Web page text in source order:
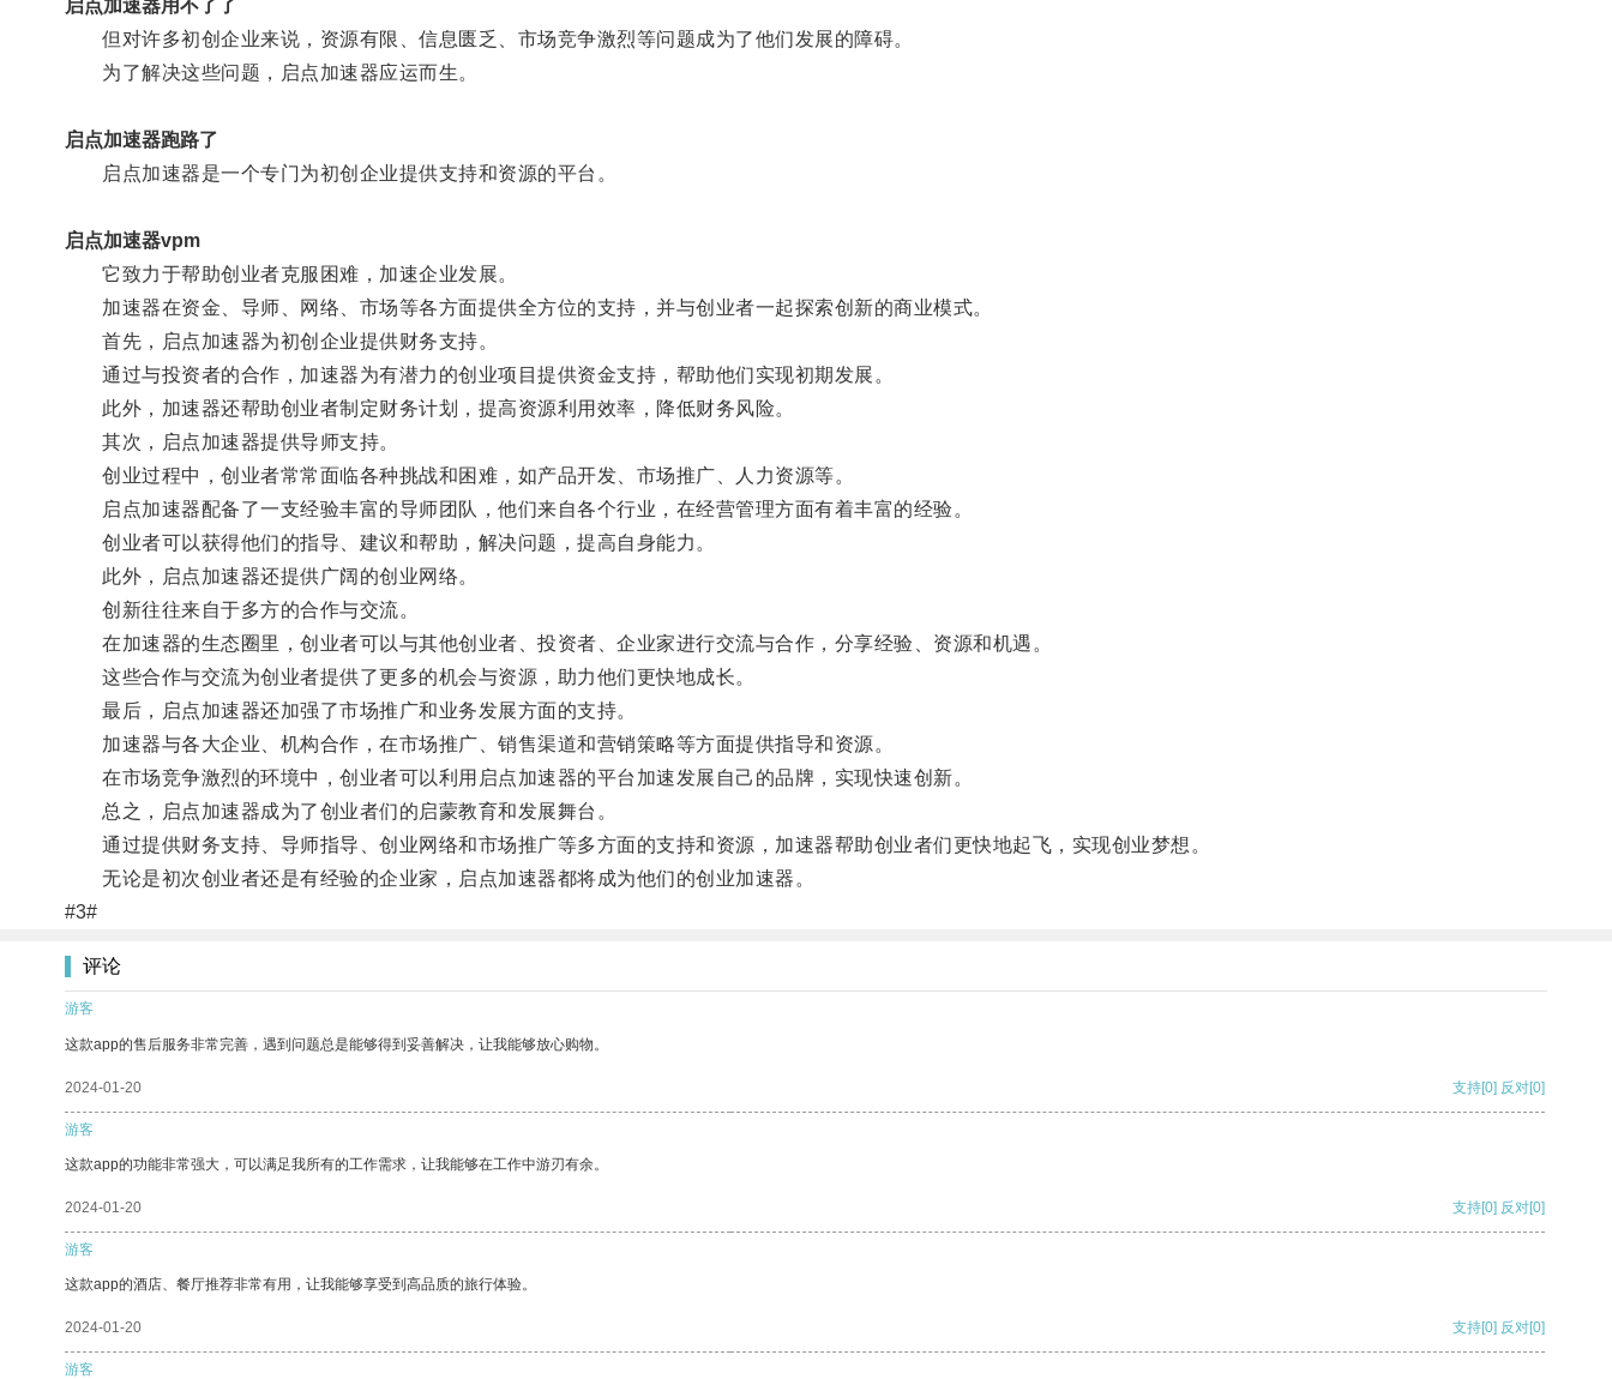
启点加速器用不了了
但对许多初创企业来说，资源有限、信息匮乏、市场竞争激烈等问题成为了他们发展的障碍。
为了解决这些问题，启点加速器应运而生。
启点加速器跑路了
启点加速器是一个专门为初创企业提供支持和资源的平台。
启点加速器vpm
它致力于帮助创业者克服困难，加速企业发展。
加速器在资金、导师、网络、市场等各方面提供全方位的支持，并与创业者一起探索创新的商业模式。
首先，启点加速器为初创企业提供财务支持。
通过与投资者的合作，加速器为有潜力的创业项目提供资金支持，帮助他们实现初期发展。
此外，加速器还帮助创业者制定财务计划，提高资源利用效率，降低财务风险。
其次，启点加速器提供导师支持。
创业过程中，创业者常常面临各种挑战和困难，如产品开发、市场推广、人力资源等。
启点加速器配备了一支经验丰富的导师团队，他们来自各个行业，在经营管理方面有着丰富的经验。
创业者可以获得他们的指导、建议和帮助，解决问题，提高自身能力。
此外，启点加速器还提供广阔的创业网络。
创新往往来自于多方的合作与交流。
在加速器的生态圈里，创业者可以与其他创业者、投资者、企业家进行交流与合作，分享经验、资源和机遇。
这些合作与交流为创业者提供了更多的机会与资源，助力他们更快地成长。
最后，启点加速器还加强了市场推广和业务发展方面的支持。
加速器与各大企业、机构合作，在市场推广、销售渠道和营销策略等方面提供指导和资源。
在市场竞争激烈的环境中，创业者可以利用启点加速器的平台加速发展自己的品牌，实现快速创新。
总之，启点加速器成为了创业者们的启蒙教育和发展舞台。
通过提供财务支持、导师指导、创业网络和市场推广等多方面的支持和资源，加速器帮助创业者们更快地起飞，实现创业梦想。
无论是初次创业者还是有经验的企业家，启点加速器都将成为他们的创业加速器。
#3#
评论
游客
这款app的售后服务非常完善，遇到问题总是能够得到妥善解决，让我能够放心购物。
2024-01-20 支持[0] 反对[0]
游客
这款app的功能非常强大，可以满足我所有的工作需求，让我能够在工作中游刃有余。
2024-01-20 支持[0] 反对[0]
游客
这款app的酒店、餐厅推荐非常有用，让我能够享受到高品质的旅行体验。
2024-01-20 支持[0] 反对[0]
游客